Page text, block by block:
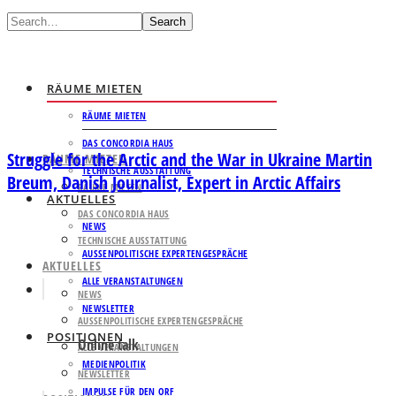
Search
RÄUME MIETEN
RÄUME MIETEN
DAS CONCORDIA HAUS
TECHNISCHE AUSSTATTUNG
AKTUELLES
NEWS
AUSSENPOLITISCHE EXPERTENGESPRÄCHE
ALLE VERANSTALTUNGEN
NEWSLETTER
POSITIONEN
MEDIENPOLITIK
IMPULSE FÜR DEN ORF
RÄUME MIETEN
RÄUME MIETEN
DAS CONCORDIA HAUS
TECHNISCHE AUSSTATTUNG
AKTUELLES
NEWS
AUSSENPOLITISCHE EXPERTENGESPRÄCHE
ALLE VERANSTALTUNGEN
NEWSLETTER
Struggle for the Arctic and the War in Ukraine Martin
Breum, Danish Journalist, Expert in Arctic Affairs
Online talk